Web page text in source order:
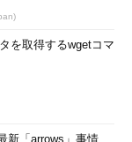
を取得するwgetコマ
新「arrows」事情